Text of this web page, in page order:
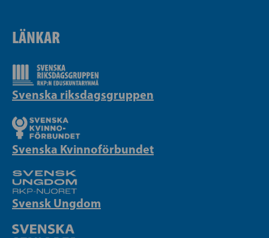
LÄNKAR
Svenska riksdagsgruppen
Svenska Kvinnoförbundet
Svensk Ungdom